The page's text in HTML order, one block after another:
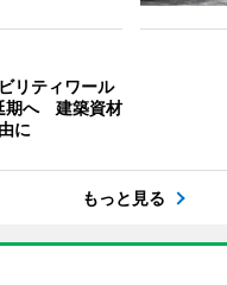
リティワール
期へ 建築資材
に
もっと見る